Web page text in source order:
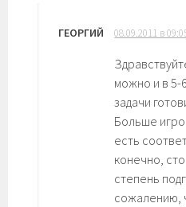
ГЕОРГИЙ 08.09.2011 в
можно и в 5-
задачи
Больше
есть
конечно,
степень
сожалению,